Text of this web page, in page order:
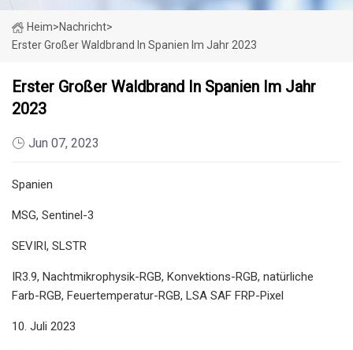
Heim>Nachricht>
Erster Großer Waldbrand In Spanien Im Jahr 2023
Erster Großer Waldbrand In Spanien Im Jahr
2023
Jun 07, 2023
Spanien
MSG, Sentinel-3
SEVIRI, SLSTR
IR3.9, Nachtmikrophysik-RGB, Konvektions-RGB, natürliche
Farb-RGB, Feuertemperatur-RGB, LSA SAF FRP-Pixel
10. Juli 2023